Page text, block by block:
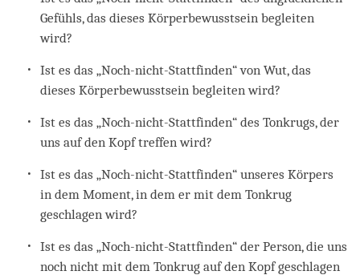
Gefühls, das dieses Körperbewusstsein begleiten
wird?
Ist es das „Noch-nicht-Stattfinden“ von Wut, das
dieses Körperbewusstsein begleiten wird?
Ist es das „Noch-nicht-Stattfinden“ des Tonkrugs, der
uns auf den Kopf treffen wird?
Ist es das „Noch-nicht-Stattfinden“ unseres Körpers
in dem Moment, in dem er mit dem Tonkrug
geschlagen wird?
Ist es das „Noch-nicht-Stattfinden“ der Person, die uns
noch nicht mit dem Tonkrug auf den Kopf geschlagen